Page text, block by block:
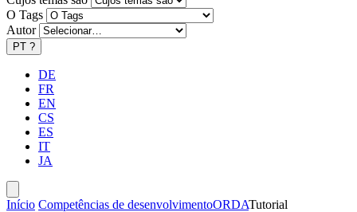
O Tags
Autor
PT ?
DE
FR
EN
CS
ES
IT
JA
Início Competências de desenvolvimentoORDATutorial